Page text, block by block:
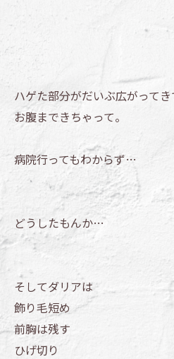
ハゲた部分がだいぶ広がってき
お腹まできちゃって。
病院行ってもわからず…
どうしたもんか…
そしてダリアは
飾り毛短め
前胸は残す
ひげ切り